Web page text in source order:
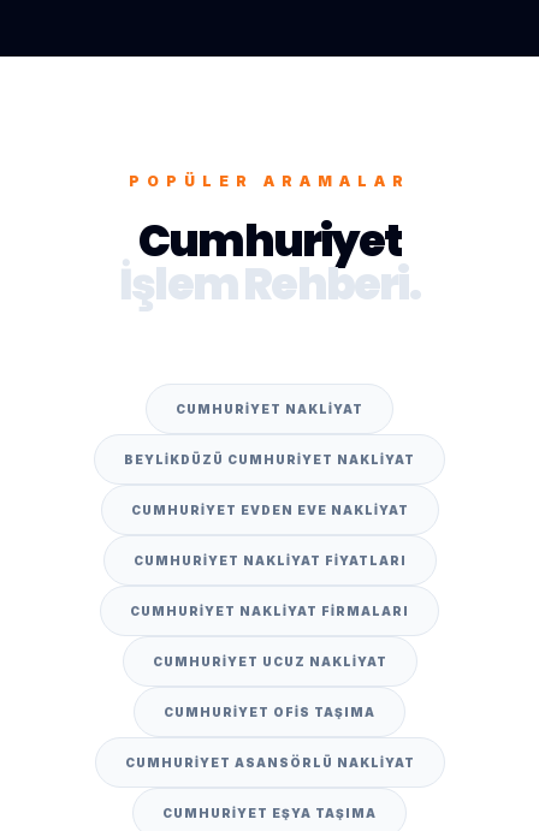
POPÜLER ARAMALAR
Cumhuriyet
İşlem Rehberi.
CUMHURIYET NAKLIYAT
BEYLIKDÜZÜ CUMHURIYET NAKLIYAT
CUMHURIYET EVDEN EVE NAKLIYAT
CUMHURIYET NAKLIYAT FIYATLARI
CUMHURIYET NAKLIYAT FIRMALARI
CUMHURIYET UCUZ NAKLIYAT
CUMHURIYET OFIS TAŞIMA
CUMHURIYET ASANSÖRLÜ NAKLIYAT
CUMHURIYET EŞYA TAŞIMA